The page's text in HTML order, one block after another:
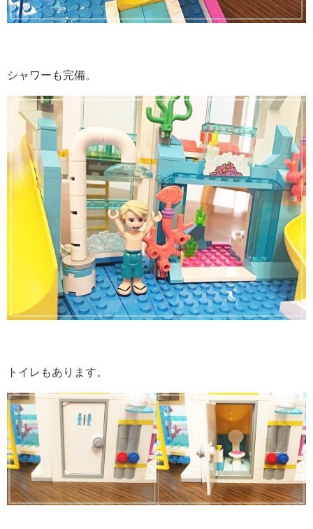
シャワーも完備。
トイレもあります。